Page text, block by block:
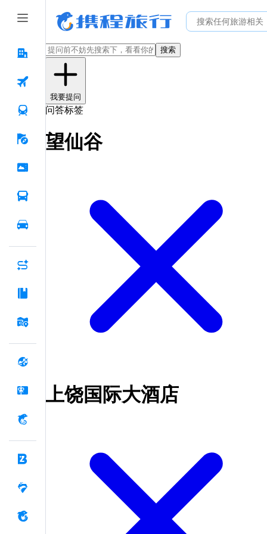
搜索
我要提问
问答标签
望仙谷
上饶国际大酒店